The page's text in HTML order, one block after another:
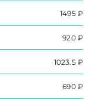
1495 ₽
920 ₽
1023.5 ₽
690 ₽